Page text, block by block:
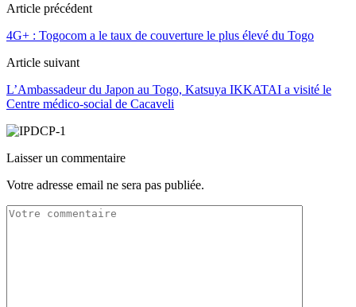
Article précédent
4G+ : Togocom a le taux de couverture le plus élevé du Togo
Article suivant
L’Ambassadeur du Japon au Togo, Katsuya IKKATAI a visité le
Centre médico-social de Cacaveli
Laisser un commentaire
Votre adresse email ne sera pas publiée.